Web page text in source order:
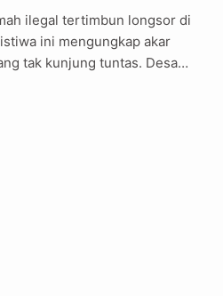
ilegal tertimbun longsor di
ini mengungkap akar
tak kunjung tuntas. Desa